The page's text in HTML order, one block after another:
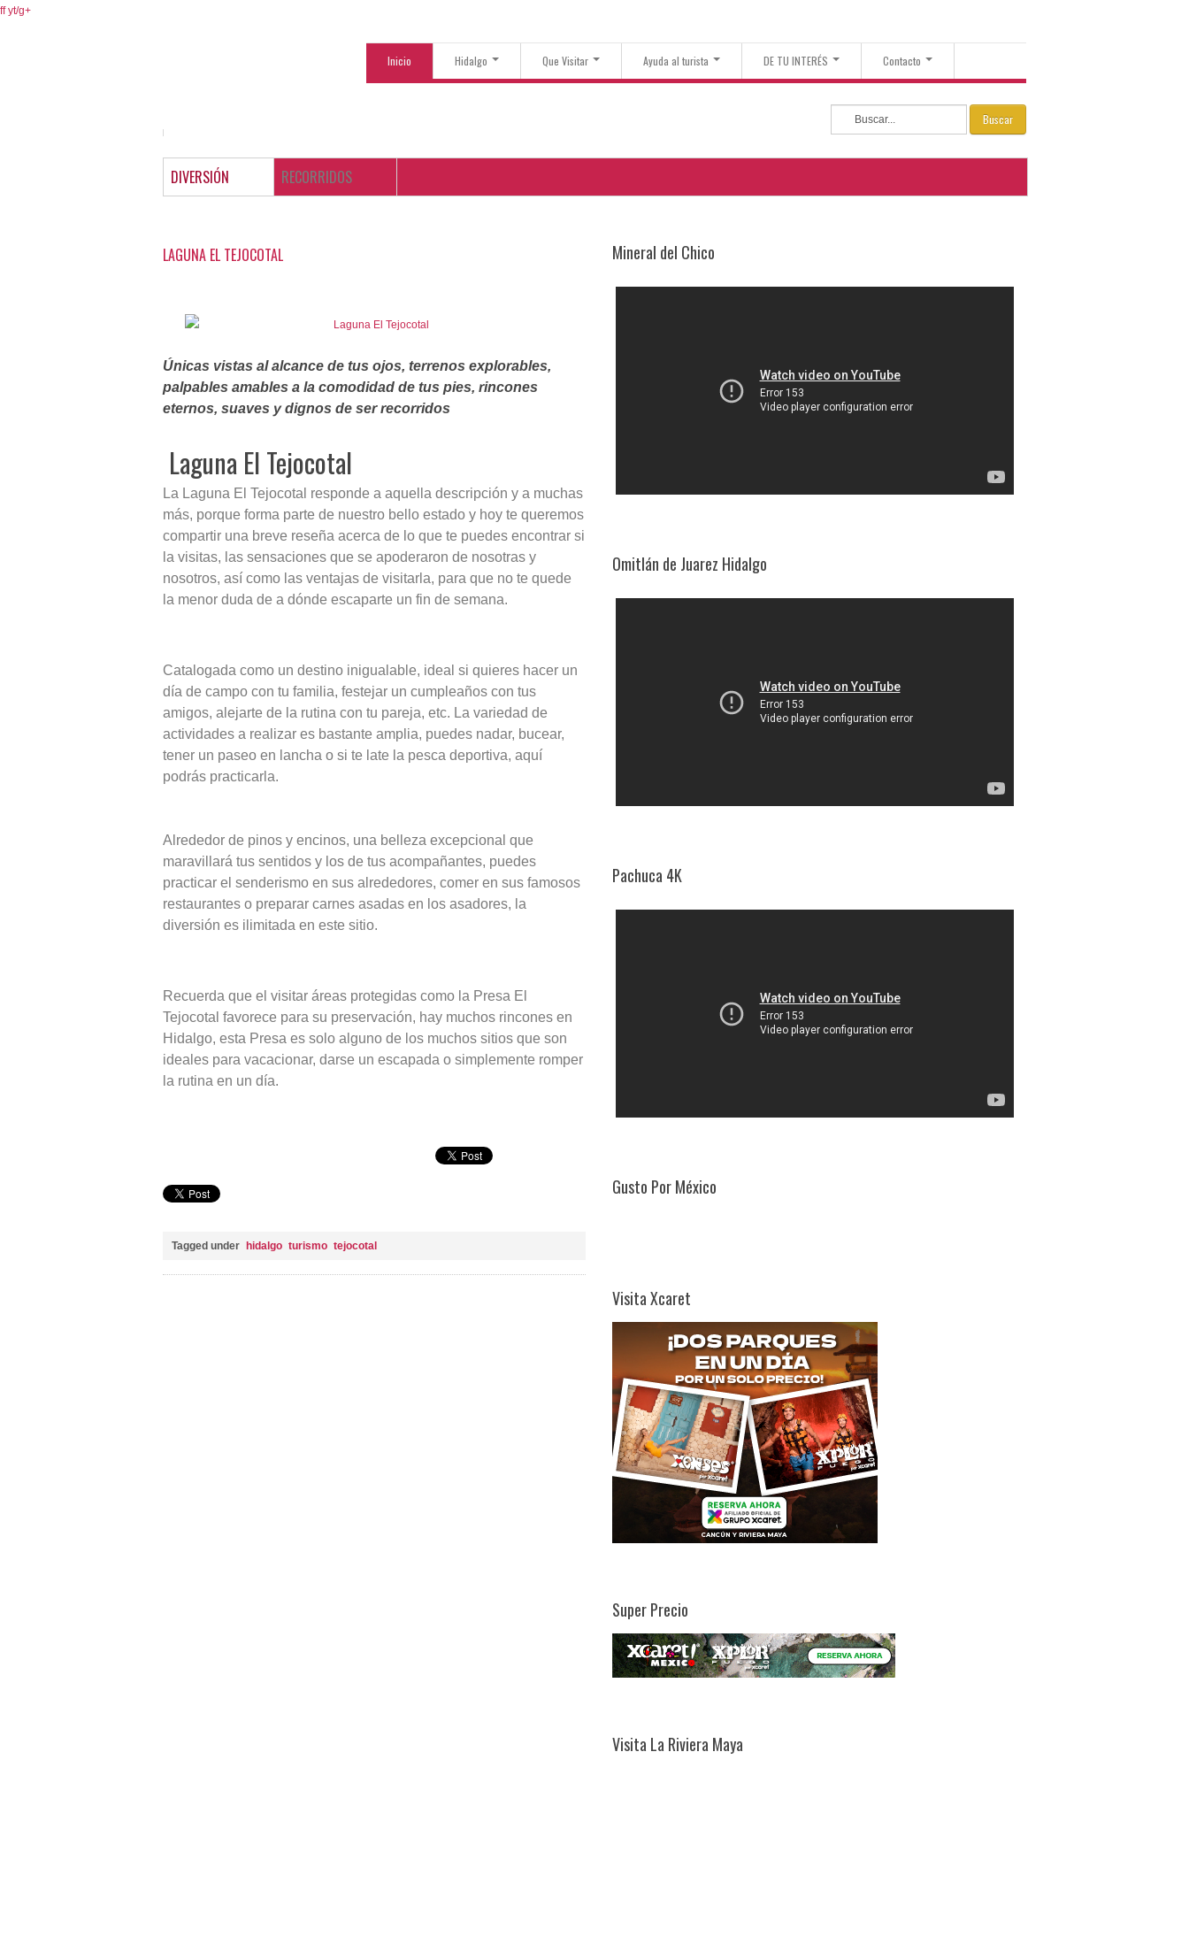
ff yt/g+
Inicio Hidalgo Que Visitar Ayuda al turista DE TU INTERÉS Contacto
Buscar
DIVERSIÓN RECORRIDOS
LAGUNA EL TEJOCOTAL
Únicas vistas al alcance de tus ojos, terrenos explorables,
palpables amables a la comodidad de tus pies, rincones
eternos, suaves y dignos de ser recorridos
Laguna El Tejocotal
La Laguna El Tejocotal responde a aquella descripción y a muchas
más, porque forma parte de nuestro bello estado y hoy te queremos
compartir una breve reseña acerca de lo que te puedes encontrar si
la visitas, las sensaciones que se apoderaron de nosotras y
nosotros, así como las ventajas de visitarla, para que no te quede
la menor duda de a dónde escaparte un fin de semana.
Catalogada como un destino inigualable, ideal si quieres hacer un
día de campo con tu familia, festejar un cumpleaños con tus
amigos, alejarte de la rutina con tu pareja, etc. La variedad de
actividades a realizar es bastante amplia, puedes nadar, bucear,
tener un paseo en lancha o si te late la pesca deportiva, aquí
podrás practicarla.
Alrededor de pinos y encinos, una belleza excepcional que
maravillará tus sentidos y los de tus acompañantes, puedes
practicar el senderismo en sus alrededores, comer en sus famosos
restaurantes o preparar carnes asadas en los asadores, la
diversión es ilimitada en este sitio.
Recuerda que el visitar áreas protegidas como la Presa El
Tejocotal favorece para su preservación, hay muchos rincones en
Hidalgo, esta Presa es solo alguno de los muchos sitios que son
ideales para vacacionar, darse un escapada o simplemente romper
la rutina en un día.
Tagged under hidalgo turismo tejocotal
Mineral del Chico
Omitlán de Juarez Hidalgo
Pachuca 4K
Gusto Por México
Visita Xcaret
Super Precio
Visita La Riviera Maya